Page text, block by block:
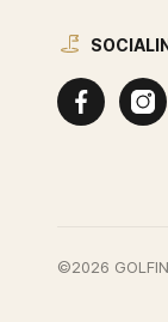
©2026